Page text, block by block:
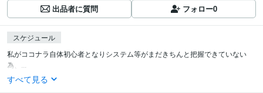
出品者に質問 フォロー0
スケジュール
私がココナラ自体初心者となりシステム等がまだきちんと把握できていない
為、...
すべて見る